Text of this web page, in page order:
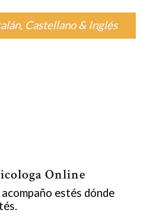
Castellano & Inglés
Online
acompaño estés dónde